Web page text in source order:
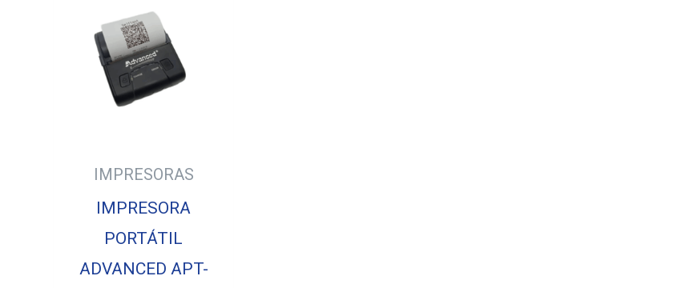
IMPRESORAS
IMPRESORA
PORTÁTIL
ADVANCED APT-